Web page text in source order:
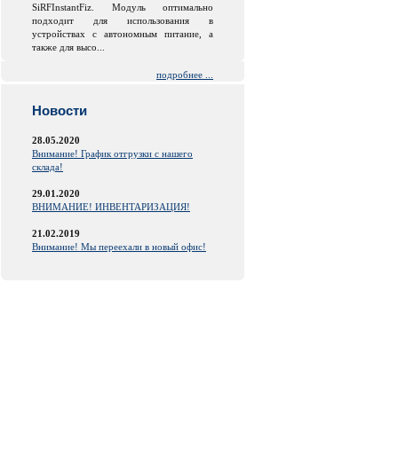
SiRFInstantFiz. Модуль оптимально
подходит для использования в
устройствах с автономным питание, а
также для высо...
подробнее ...
Новости
28.05.2020
Внимание! График отгрузки с нашего
склада!
29.01.2020
ВНИМАНИЕ! ИНВЕНТАРИЗАЦИЯ!
21.02.2019
Внимание! Мы переехали в новый офис!